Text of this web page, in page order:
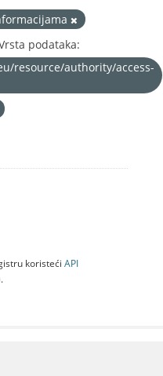
podataka:
resource/authority/access-
koristeći API